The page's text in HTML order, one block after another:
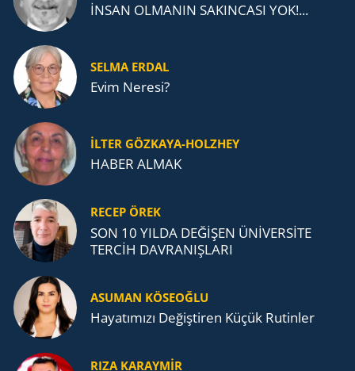
İNSAN OLMANIN SAKINCASI YOK!...
SELMA ERDAL
Evim Neresi?
İLTER GÖZKAYA-HOLZHEY
HABER ALMAK
RECEP ÖREK
SON 10 YILDA DEĞİŞEN ÜNİVERSİTE
TERCİH DAVRANIŞLARI
ASUMAN KÖSEOĞLU
Ha­ya­tı­mı­zı De­ğiş­ti­ren Küçük Ru­tin­ler
RIZA KARAYMIR